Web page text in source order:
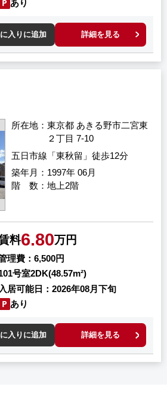
あり
入りに追加 詳細を見る
所在地
東京都 あきる野市二宮東
２丁目 7-10
築年月 1997年 06月
五日市線「東秋留」徒歩12分
階 数 地上2階
料6.80万円
理費
6,500円
号室2DK(48.57m²)
入居可能日
2026年08月下旬
あり
入りに追加 詳細を見る